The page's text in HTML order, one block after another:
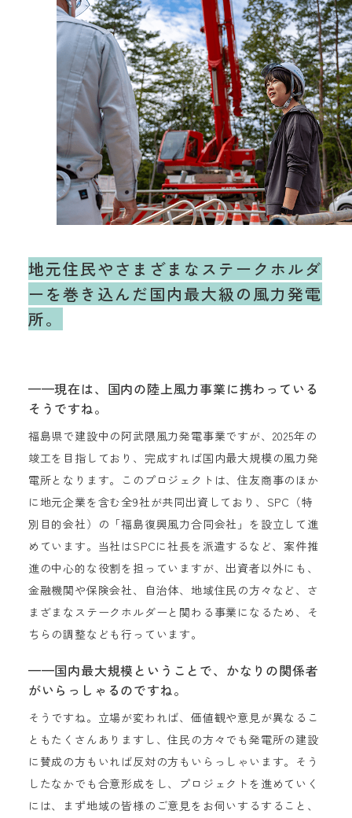
地元住民やさまざまな ステークホルダ
ーを巻き込んだ国内最大級の風力発電
所。
——現在は、国内の陸上風力事業に携わっている
そうですね。
福島県で建設中の阿武隈風力発電事業ですが、2025年の
竣工を目指しており、完成すれば国内最大規模の風力発
電所となります。このプロジェクトは、住友商事のほか
に地元企業を含む全9社が共同出資しており、SPC（特
別目的会社）の「福島復興風力合同会社」を設立して進
めています。当社はSPCに社長を派遣するなど、案件推
進の中心的な役割を担っていますが、出資者以外にも、
金融機関や保険会社、自治体、地域住民の方々など、さ
まざまなステークホルダーと関わる事業になるため、そ
ちらの調整なども行っています。
——国内最大規模ということで、かなりの関係者
がいらっしゃるのですね。
そうですね。立場が変われば、価値観や意見が異なるこ
ともたくさんありますし、住民の方々でも発電所の建設
に賛成の方もいれば反対の方もいらっしゃいます。そう
したなかでも合意形成をし、プロジェクトを進めていく
には、まず地域の皆様のご意見をお伺いするすること、